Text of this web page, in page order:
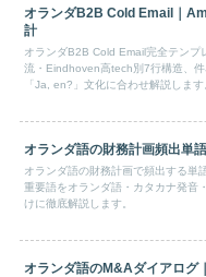
オランダB2B Cold Email｜
計
オランダB2B Cold Email完全テン
流・Eindhoven高tech別7行構造、
「Ja, en?」文化に合わせ解説します
オランダ語の財務計画頻出単
オランダ語の財務計画で頻出する単
重要語をオランダ語・カタカナ発音
けに徹底解説します。
オランダ語のM&Aダイアログ